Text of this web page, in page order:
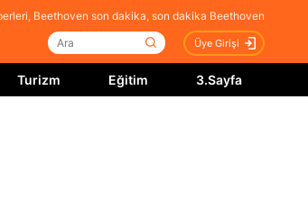
Beethoven son dakika, son dakika Beethoven
Üye Girişi
Turizm Eğitim 3.Sayfa